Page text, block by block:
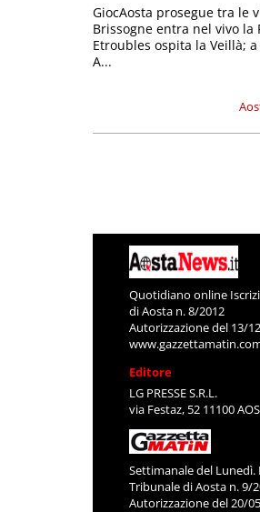
GiocAosta prosegue tra le
Brissogne entra nel vivo la
Etroubles ospita la Veillà;
A...
Quotidiano online
di Aosta n. 8/2012
Autorizzazione del 13/
Editore
LG PRESSE S.R.L.
via Festaz, 52 11100
Settimanale del Lunedì.
Tribunale di Aosta n. 9/
Autorizzazione del 20/